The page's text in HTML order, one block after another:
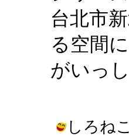
台北市
る空間
がいっ
しろね